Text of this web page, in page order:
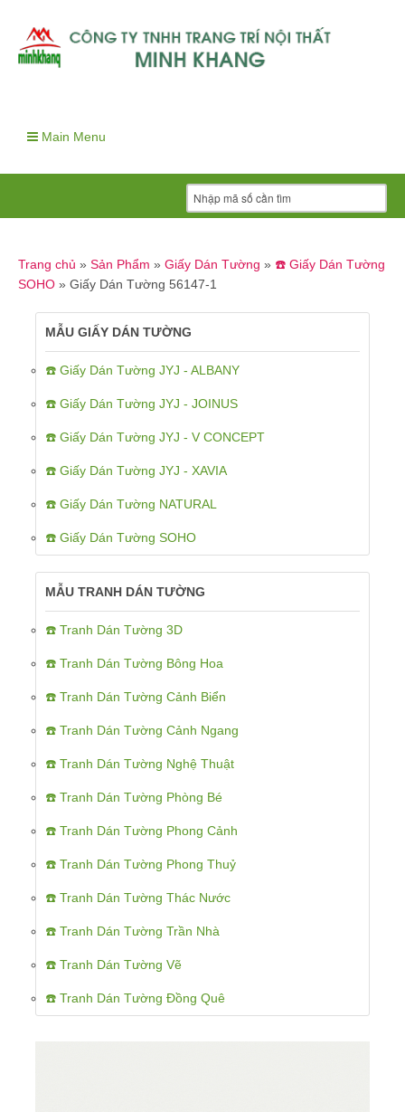
Main Menu
Trang chủ » Sản Phẩm » Giấy Dán Tường » ☎️ Giấy Dán Tường
SOHO » Giấy Dán Tường 56147-1
MẪU GIẤY DÁN TƯỜNG
☎️ Giấy Dán Tường JYJ - ALBANY
☎️ Giấy Dán Tường JYJ - JOINUS
☎️ Giấy Dán Tường JYJ - V CONCEPT
☎️ Giấy Dán Tường JYJ - XAVIA
☎️ Giấy Dán Tường NATURAL
☎️ Giấy Dán Tường SOHO
MẪU TRANH DÁN TƯỜNG
☎️ Tranh Dán Tường 3D
☎️ Tranh Dán Tường Bông Hoa
☎️ Tranh Dán Tường Cảnh Biển
☎️ Tranh Dán Tường Cảnh Ngang
☎️ Tranh Dán Tường Nghệ Thuật
☎️ Tranh Dán Tường Phòng Bé
☎️ Tranh Dán Tường Phong Cảnh
☎️ Tranh Dán Tường Phong Thuỷ
☎️ Tranh Dán Tường Thác Nước
☎️ Tranh Dán Tường Trần Nhà
☎️ Tranh Dán Tường Vẽ
☎️ Tranh Dán Tường Đồng Quê